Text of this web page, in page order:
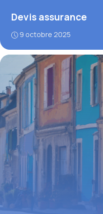
Devis assurance
9 octobre 2025